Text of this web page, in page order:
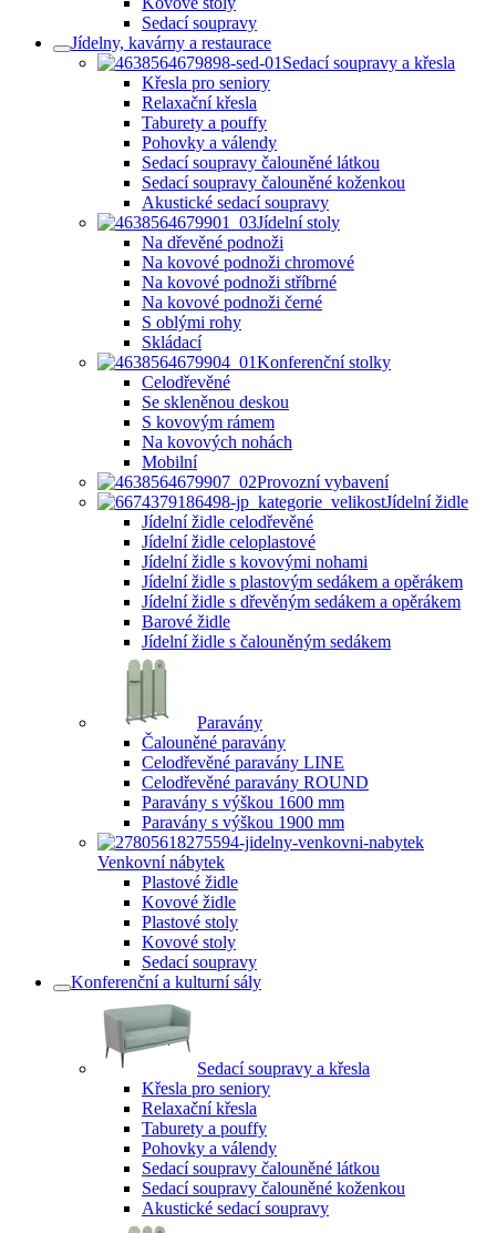
Sedací soupravy
Jídelny, kavárny a restaurace
Sedací soupravy a křesla
Křesla pro seniory
Relaxační křesla
Taburety a pouffy
Pohovky a válendy
Sedací soupravy čalouněné látkou
Sedací soupravy čalouněné koženkou
Akustické sedací soupravy
Jídelní stoly
Na dřevěné podnoži
Na kovové podnoži chromové
Na kovové podnoži stříbrné
Na kovové podnoži černé
S oblými rohy
Skládací
Konferenční stolky
Celodřevěné
Se skleněnou deskou
S kovovým rámem
Na kovových nohách
Mobilní
Provozní vybavení
Jídelní židle
Jídelní židle celodřevěné
Jídelní židle celoplastové
Jídelní židle s kovovými nohami
Jídelní židle s plastovým sedákem a opěrákem
Jídelní židle s dřevěným sedákem a opěrákem
Barové židle
Jídelní židle s čalouněným sedákem
Paravány
Čalouněné paravány
Celodřevěné paravány LINE
Celodřevěné paravány ROUND
Paravány s výškou 1600 mm
Paravány s výškou 1900 mm
Venkovní nábytek
Plastové židle
Kovové židle
Plastové stoly
Kovové stoly
Sedací soupravy
Konferenční a kulturní sály
Sedací soupravy a křesla
Křesla pro seniory
Relaxační křesla
Taburety a pouffy
Pohovky a válendy
Sedací soupravy čalouněné látkou
Sedací soupravy čalouněné koženkou
Akustické sedací soupravy